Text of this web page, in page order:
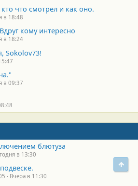
что смотрел и как оно.
в 18:48
кому интересно
в 18:24
Sokolov73!
в 09:37
блютуза
в 13:30
Вчера в 11:30